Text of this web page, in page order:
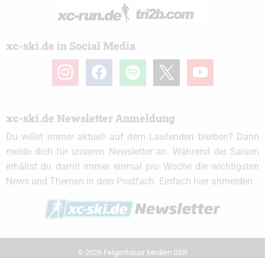
xc-ski.de in Social Media
instagramfacebook spotify youtube
xc-ski.de Newsletter Anmeldung
Du willst immer aktuell auf dem Laufenden bleiben? Dann
melde dich für unseren Newsletter an. Während der Saison
erhältst du damit immer einmal pro Woche die wichtigsten
News und Themen in dein Postfach. Einfach hier anmelden:
© 2026 Felgenhauer Medien GbR